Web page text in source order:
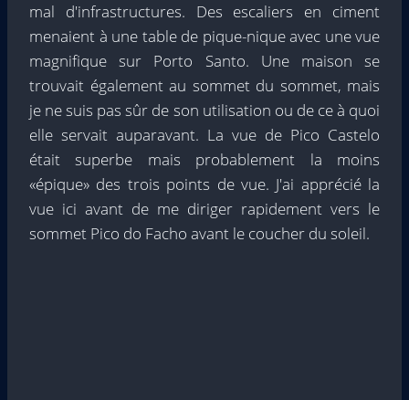
mal d'infrastructures. Des escaliers en ciment
menaient à une table de pique-nique avec une vue
magnifique sur Porto Santo. Une maison se
trouvait également au sommet du sommet, mais
je ne suis pas sûr de son utilisation ou de ce à quoi
elle servait auparavant. La vue de Pico Castelo
était superbe mais probablement la moins
«épique» des trois points de vue. J'ai apprécié la
vue ici avant de me diriger rapidement vers le
sommet Pico do Facho avant le coucher du soleil.